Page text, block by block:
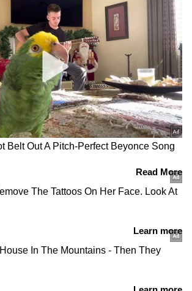
മത്സരം കഴിഞ്ഞുള്ള
— എല്ലാം ഇപ്പോൾ
Asianet
മലയാളത്തിൽ തന്നെ!
STORIES